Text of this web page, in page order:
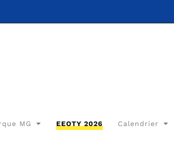
MG EEOTY 2026 Calendrier